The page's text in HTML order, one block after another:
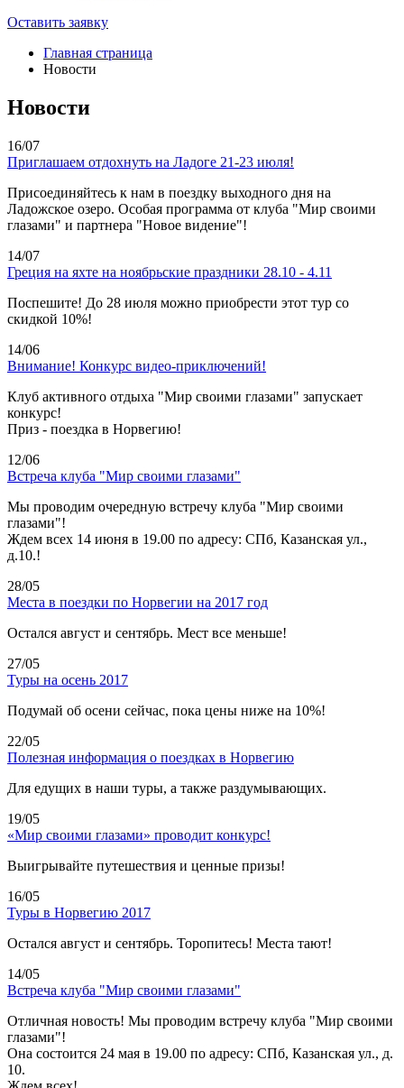
Оставить заявку
Главная страница
Новости
Новости
16/07
Приглашаем отдохнуть на Ладоге 21-23 июля!
Присоединяйтесь к нам в поездку выходного дня на
Ладожское озеро. Особая программа от клуба "Мир своими
глазами" и партнера "Новое видение"!
14/07
Греция на яхте на ноябрьские праздники 28.10 - 4.11
Поспешите! До 28 июля можно приобрести этот тур со
скидкой 10%!
14/06
Внимание! Конкурс видео-приключений!
Клуб активного отдыха "Мир своими глазами" запускает
конкурс!
Приз - поездка в Норвегию!
12/06
Встреча клуба "Мир своими глазами"
Мы проводим очередную встречу клуба "Мир своими
глазами"!
Ждем всех 14 июня в 19.00 по адресу: СПб, Казанская ул.,
д.10.!
28/05
Места в поездки по Норвегии на 2017 год
Остался август и сентябрь. Мест все меньше!
27/05
Туры на осень 2017
Подумай об осени сейчас, пока цены ниже на 10%!
22/05
Полезная информация о поездках в Норвегию
Для едущих в наши туры, а также раздумывающих.
19/05
«Мир своими глазами» проводит конкурс!
Выигрывайте путешествия и ценные призы!
16/05
Туры в Норвегию 2017
Остался август и сентябрь. Торопитесь! Места тают!
14/05
Встреча клуба "Мир своими глазами"
Отличная новость! Мы проводим встречу клуба "Мир своими
глазами"!
Она состоится 24 мая в 19.00 по адресу: СПб, Казанская ул., д.
10.